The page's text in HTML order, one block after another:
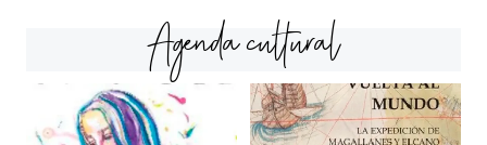
Agenda cultural